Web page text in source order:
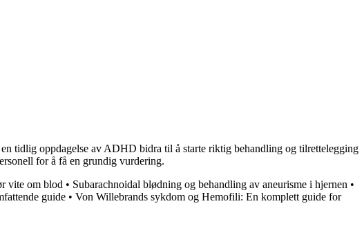
tidlig oppdagelse av ADHD bidra til å starte riktig behandling og tilrettelegging
for å få en grundig vurdering.
vite om blod • Subarachnoidal blødning og behandling av aneurisme i hjernen •
guide • Von Willebrands sykdom og Hemofili: En komplett guide for